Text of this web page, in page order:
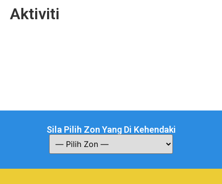
Aktiviti
Sila Pilih Zon Yang Di Kehendaki